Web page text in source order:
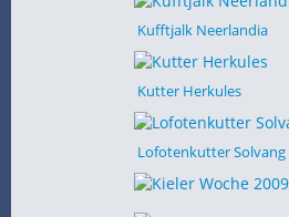
Kufftjalk Neerlandia
Kutter Herkules
Lofotenkutter Solvang